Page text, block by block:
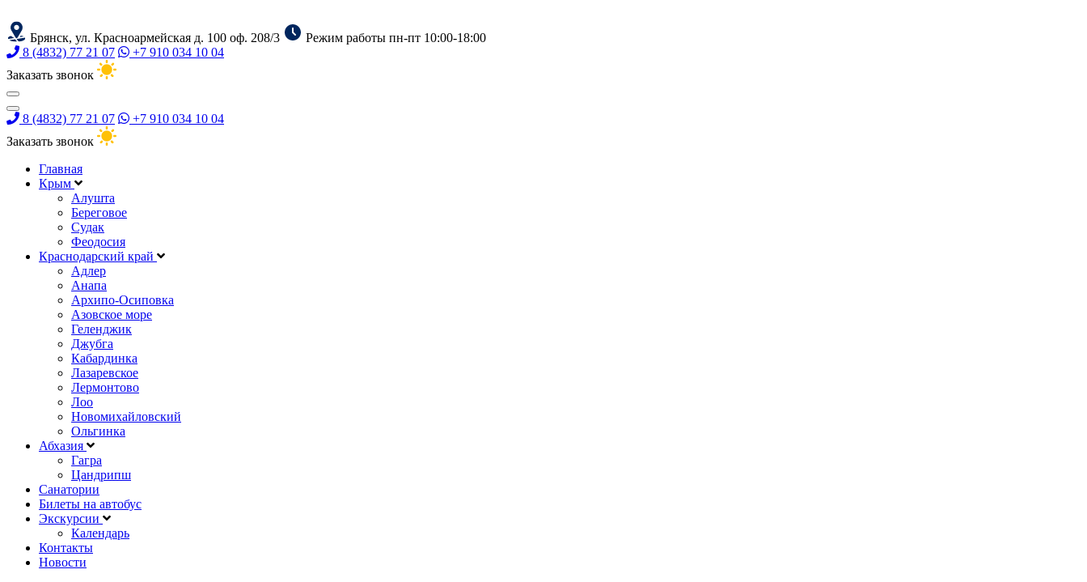
Брянск, ул. Красноармейская д. 100 оф. 208/3
Режим работы пн-пт 10:00-18:00
8 (4832) 77 21 07
+7 910 034 10 04
Заказать звонок
8 (4832) 77 21 07
+7 910 034 10 04
Заказать звонок
Главная
Крым
Алушта
Береговое
Судак
Феодосия
Краснодарский край
Адлер
Анапа
Архипо-Осиповка
Азовское море
Геленджик
Джубга
Кабардинка
Лазаревское
Лермонтово
Лоо
Новомихайловский
Ольгинка
Абхазия
Гагра
Цандрипш
Санатории
Билеты на автобус
Экскурсии
Календарь
Контакты
Новости